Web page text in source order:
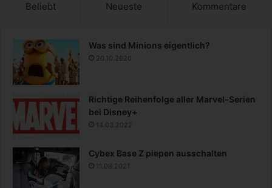
Beliebt Neueste Kommentare
Was sind Minions eigentlich?
20.10.2020
Richtige Reihenfolge aller Marvel-Serien
bei Disney+
14.03.2022
Cybex Base Z piepen ausschalten
11.08.2021